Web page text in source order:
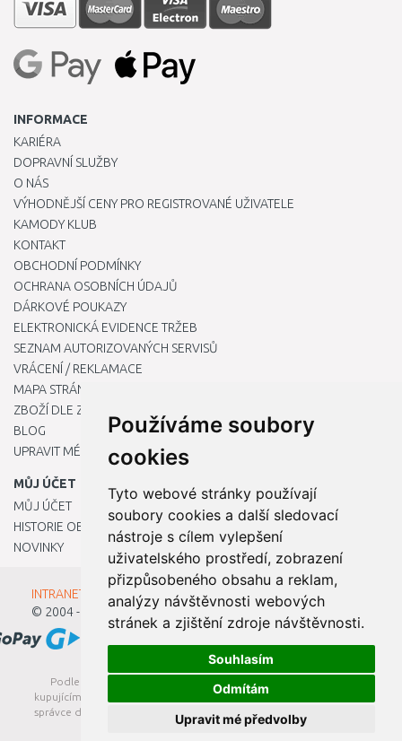
Používáme soubory
cookies
Tyto webové stránky používají
soubory cookies a další sledovací
nástroje s cílem vylepšení
uživatelského prostředí, zobrazení
přizpůsobeného obsahu a reklam,
analýzy návštěvnosti webových
stránek a zjištění zdroje návštěvnosti.
Souhlasím
Odmítám
Upravit mé předvolby
INFORMACE
KARIÉRA
DOPRAVNÍ SLUŽBY
O NÁS
VÝHODNĚJŠÍ CENY PRO REGISTROVANÉ UŽIVATELE
KAMODY KLUB
KONTAKT
OBCHODNÍ PODMÍNKY
OCHRANA OSOBNÍCH ÚDAJŮ
DÁRKOVÉ POUKAZY
ELEKTRONICKÁ EVIDENCE TRŽEB
SEZNAM AUTORIZOVANÝCH SERVISŮ
VRÁCENÍ / REKLAMACE
MAPA STRÁNKY
ZBOŽÍ DLE ZNAČEK
BLOG
UPRAVIT MÉ PŘEDVOLBY COOKIES
MŮJ ÚČET
MŮJ ÚČET
HISTORIE OBJEDNÁVEK
NOVINKY
INTRANET - Přihlášení pro zaměstnance
© 2004 - 2026
Kamody s.r.o.
Podle zákona o evidenci tržeb je prodávající povinen vystavit
kupujícímu účtenku. Zároveň je povinen zaevidovat přijatou tržbu u
správce daně online; v případě technického výpadku pak nejpozději
do 48 hodin.